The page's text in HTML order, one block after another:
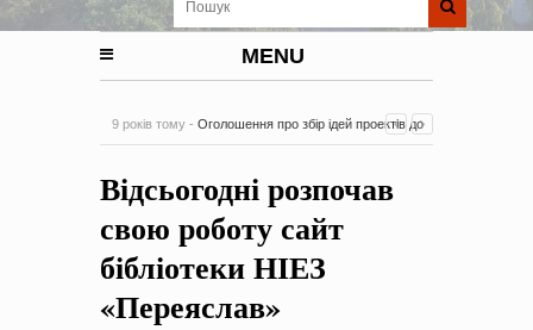
MENU
9 років тому - Оголошення про збір ідей проектів до
на період 2018 – 2020 роки Оголошення про збір ідей
проектів
0 Коментарів
Відсьогодні розпочав
свою роботу сайт
бібліотеки НІЕЗ
«Переяслав»